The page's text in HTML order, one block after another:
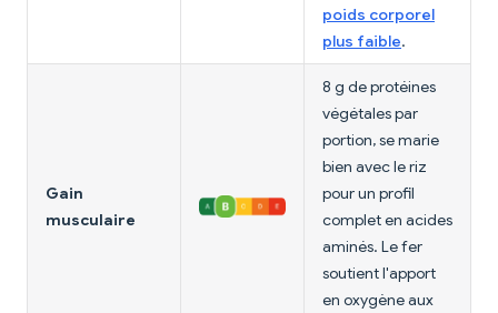
poids corporel
plus faible.
Gain
musculaire
8 g de protéines
végétales par
portion, se marie
bien avec le riz
pour un profil
complet en acides
aminés. Le fer
soutient l'apport
en oxygène aux